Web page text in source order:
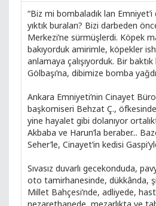
“Biz mi bombaladık lan
yıktık buraları? Bizi darbeden
Merkezi’ne sürmüşlerdi. Köpek
bakıyorduk amirimle, köpekler
anlamaya çalışıyorduk. Bir
Gölbaşı’na, dibimize bomba
Ankara Emniyeti’nin Cinayet
başkomiseri Behzat Ç.,
yine hayalet gibi dolanıyor
Akbaba ve Harun’la beraber...
Seher’le, Cinayet’in kedisi
Sıvasız duvarlı gecekonduda,
oto tamirhanesinde, dükkânda,
Millet Bahçesi’nde, adliyede,